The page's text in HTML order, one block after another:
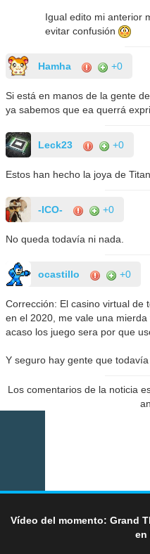
Igual edito mi anterior
evitar confusión
Hamha +0
Si está en manos de la gente
ya sabemos que ea querrá
Leck23 +0
Estos han hecho la joya de
-ICO- +0
No queda todavía ni nada.
ocastillo +0
Corrección: El casino virtual de
en el 2020, me vale una
acaso los juego sera por que
Y seguro hay gente que
Los comentarios de la noticia
Vídeo del momento: Grand
en